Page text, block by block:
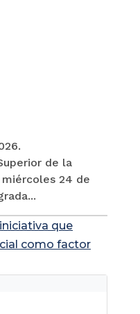
de la
24 de
que
como factor